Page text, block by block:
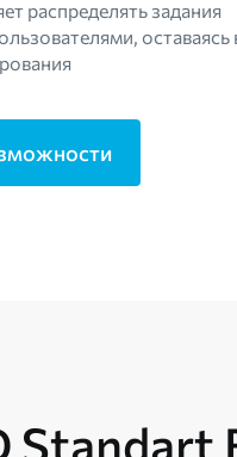
распределять задания
оставаясь
Standart